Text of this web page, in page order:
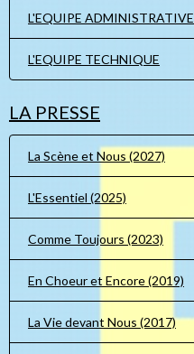
L'EQUIPE ADMINISTRATIVE
L'EQUIPE TECHNIQUE
LA PRESSE
La Scène et Nous (2027)
L'Essentiel (2025)
Comme Toujours (2023)
En Choeur et Encore (2019)
La Vie devant Nous (2017)